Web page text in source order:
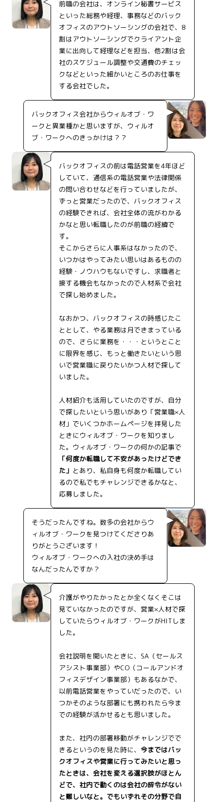
前職の会社は、オンライン秘書サービス
といった総務や経理、事務などのバック
オフィスのアウトソーシングの会社で、8
割はアウトソーシングでクライアント企
業に出向して経理などを担当、他2割は会
社のスケジュール調整や交通費のチェッ
クなどといった細かいところのお仕事を
する会社でした。
バックオフィス会社からウィルオブ・ワ
ークと異業種かと思いますが、ウィルオ
ブ・ワークへのきっかけは？？
バックオフィスの前は電話営業を4年ほど
していて、通信系の電話営業や法律関係
の問い合わせなどを行っていましたが、
ずっと営業だったので、バックオフィス
の経験できれば、会社全体の流がわかる
かなと思い転職したのが前職の経緯で
す。
そこからさらに人事系はなかったので、
いつかはやってみたい思いはあるものの
経験・ノウハウもないですし、求職者と
接する機会もなかったので人材系で会社
で探し始めました。
なおかつ、バックオフィスの時感じたこ
ととして、やる業務は月できまっている
ので、さらに業務を・・・というとこと
に限界を感じ、もっと働きたいという思
いで営業職に戻りたいかつ人材で探して
いました。
人材紹介も活用していたのですが、自分
で探したいという思いがあり「営業職×人
材」でいくつかホームページを拝見した
ときにウィルオブ・ワークを知りまし
た。ウィルオブ・ワークの何かの記事で
「何度か転職して不安があったけどでき
た」 とあり、私自身も何度か転職してい
るので私でもチャレンジできるかなと、
応募しました。
そうだったんですね。数多の会社からウ
ィルオブ・ワークを見つけてくださりあ
りがとうございます！
ウィルオブ・ワークへの入社の決め手は
なんだったんですか？
介護がやりたかったとか全くなくそこは
見ていなかったのですが、営業×人材で探
していたらウィルオブ・ワークがHITしま
した。
会社説明を聞いたときに、SA（セールス
アシスト事業部）やCO（コールアンドオ
フィスデザイン事業部）もあるなかで、
以前電話営業をやっていだったので、い
つかそのような部署にも携われたら今ま
での経験が活かせるとも思いました。
また、社内の部署移動がチャレンジでで
きるというのを見た時に、 今まではバッ
クオフィスや営業に行ってみたいと思っ
たときは、会社を変える選択肢がほとん
どで、社内で動くのは会社の辞令がない
と難しいなと。でもいずれその分野で自